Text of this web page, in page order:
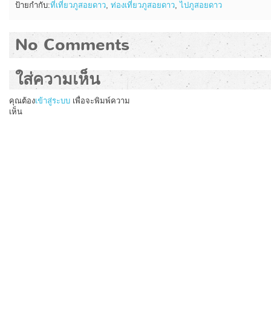
ป้ายกำกับ:ที่เที่ยวภูสอยดาว, ท่องเที่ยวภูสอยดาว,ไปภูสอยดาว
No Comments
ใส่ความเห็น
คุณต้องเข้าสู่ระบบ เพื่อจะพิมพ์ความ
เห็น